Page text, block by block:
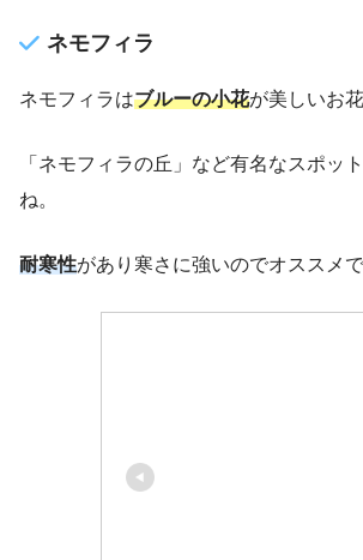
ネモフィラ
ネモフィラはブルーの小花が美しいお花
「ネモフィラの丘」など有名なスポッ
ね。
耐寒性があり寒さに強いのでオススメで